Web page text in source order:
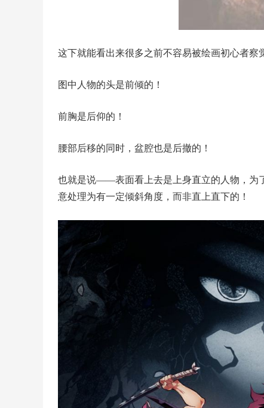
这下就能看出来很多之前不容易被绘画初心者察
图中人物的头是前倾的！
前胸是后仰的！
腰部后移的同时，盆腔也是后撤的！
也就是说——表面看上去是上身直立的人物，为
意处理为有一定倾斜角度，而非直上直下的！